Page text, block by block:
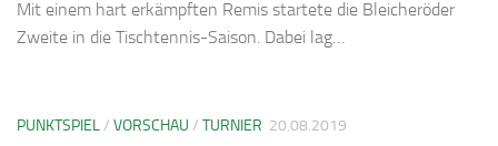
Mit einem hart erkämpften Remis startete die Bleicheröder
Zweite in die Tischtennis-Saison. Dabei lag…
PUNKTSPIEL/ VORSCHAU / TURNIER 20.08.2019